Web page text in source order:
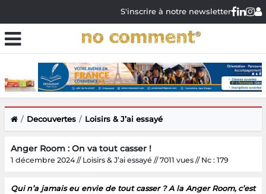
S'inscrire à notre newsletter
Decouvertes Loisirs & J’ai essayé
Anger Room : On va tout casser !
1 décembre 2024 // Loisirs & J’ai essayé // 7011 vues // Nc : 179
Qui n’a jamais eu envie de tout casser ? A la Anger Room, c’est